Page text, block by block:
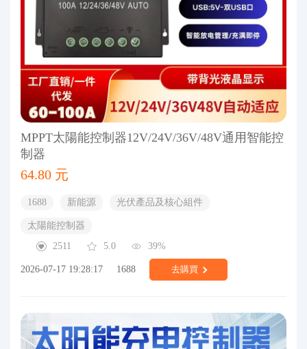
MPPT太陽能控制器12V/24V/36V/48V通用智能控
制器
64.80 元
1688 新能源 光伏產品及核心組件
太陽能控制器
2511
5.0 39%
2026-07-17 19:28:17 1688 去購買